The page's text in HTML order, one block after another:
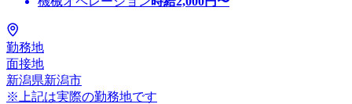
勤務地
面接地
新潟県新潟市
※上記は実際の勤務地です